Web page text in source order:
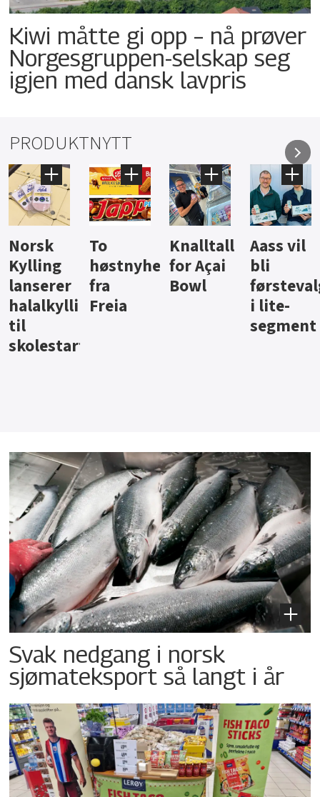
Kiwi måtte gi opp – nå prøver
Norgesgruppen-selskap seg
igjen med dansk lavpris
PRODUKTNYTT
Knalltall
for Açai
Bowl
Aass vil
bli
førstevalg
i lite-
Brus og
jus fra
Berentsen
Hard
iste fra
Hansa
Svak nedgang i norsk
sjømateksport så langt i år